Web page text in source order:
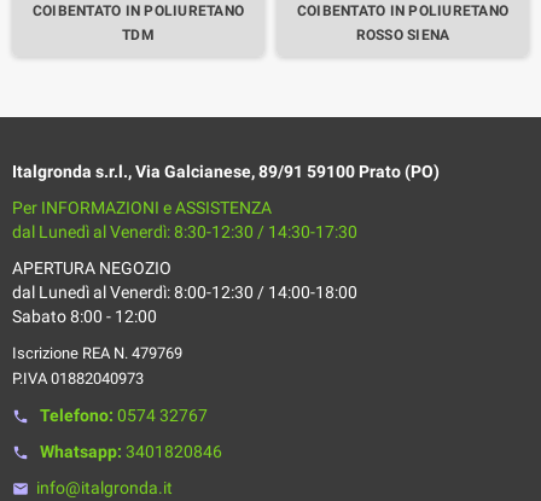
COIBENTATO IN POLIURETANO
TDM
COIBENTATO IN POLIURETANO
ROSSO SIENA
Italgronda s.r.l., Via Galcianese, 89/91 59100 Prato (PO)
Per INFORMAZIONI e ASSISTENZA
dal Lunedì al Venerdì: 8:30-12:30 / 14:30-17:30
APERTURA NEGOZIO
dal Lunedì al Venerdì: 8:00-12:30 / 14:00-18:00
Sabato 8:00 - 12:00
Iscrizione REA N. 479769
P.IVA 01882040973
phone Telefono: 0574 32767
phone Whatsapp: 3401820846
email info@italgronda.it